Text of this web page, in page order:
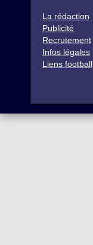
La rédaction
Publicité
Recrutement
Infos légales
Liens football